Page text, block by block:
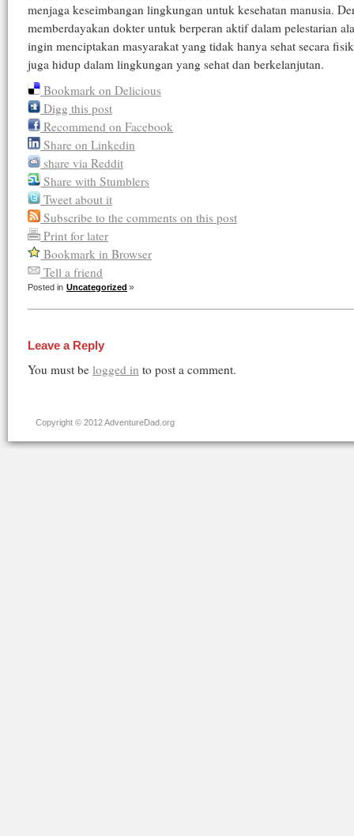
menjaga keseimbangan lingkungan untuk kesehatan manusia.
memberdayakan dokter untuk berperan aktif dalam pelestarian
ingin menciptakan masyarakat yang tidak hanya sehat secara
juga hidup dalam lingkungan yang sehat dan berkelanjutan.
Bookmark on Delicious
Digg this post
Recommend on Facebook
Share on Linkedin
share via Reddit
Share with Stumblers
Tweet about it
Subscribe to the comments on this post
Print for later
Bookmark in Browser
Tell a friend
Posted in Uncategorized
Leave a Reply
You must be logged in to post a comment.
Copyright © 2012 AdventureDad.org